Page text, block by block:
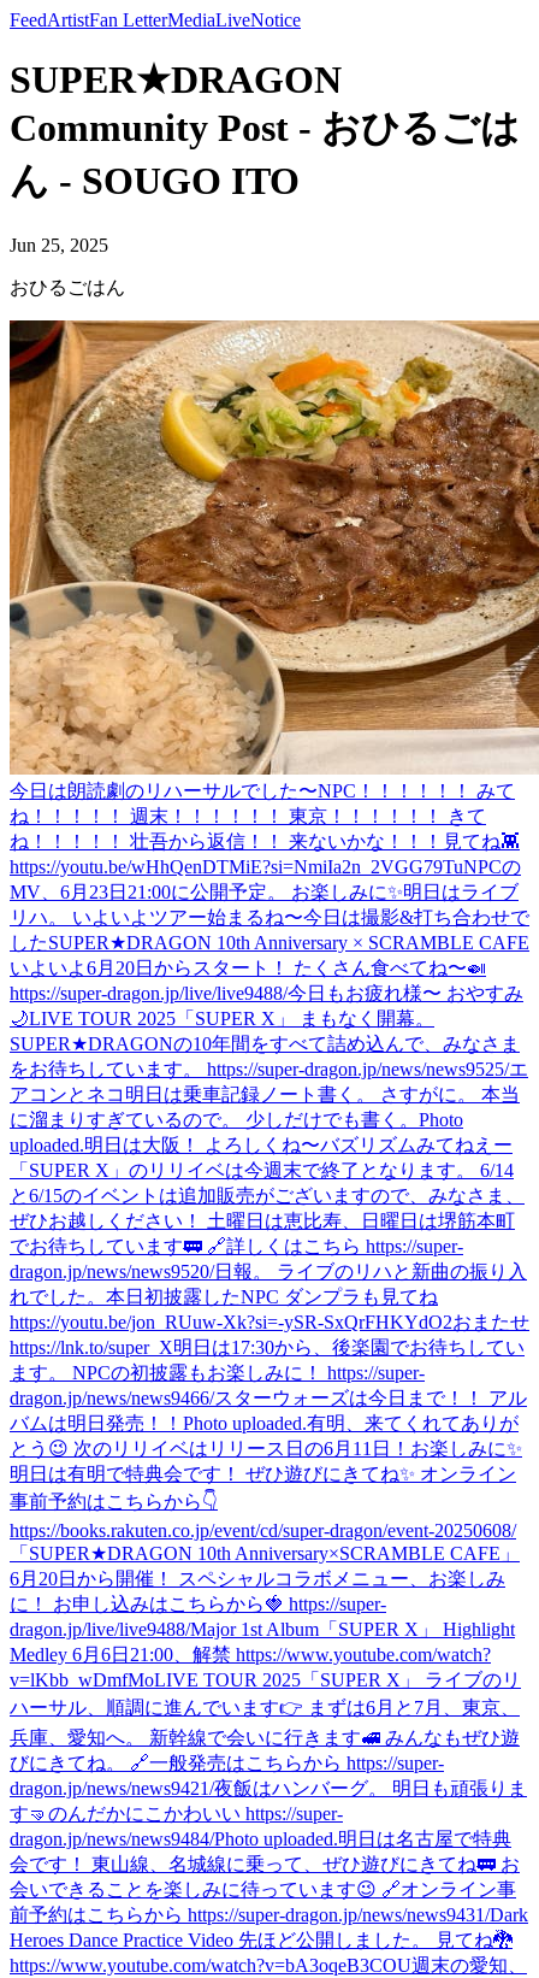
FeedArtistFan LetterMediaLiveNotice
SUPER★DRAGON
Community Post - おひるごは
ん - SOUGO ITO
Jun 25, 2025
おひるごはん
今日は朗読劇のリハーサルでした〜NPC！！！！！！ みて
ね！！！！！ 週末！！！！！！ 東京！！！！！！ きて
ね！！！！！ 壮吾から返信！！ 来ないかな！！！ 見てね👾
https://youtu.be/wHhQenDTMiE?si=NmiIa2n_2VGG79TuNPCの
MV、6月23日21:00に公開予定。 お楽しみに✨明日はライブ
リハ。 いよいよツアー始まるね〜今日は撮影&打ち合わせで
したSUPER★DRAGON 10th Anniversary × SCRAMBLE CAFE
いよいよ6月20日からスタート！ たくさん食べてね〜🍛
https://super-dragon.jp/live/live9488/今日もお疲れ様〜 おやすみ
🌙LIVE TOUR 2025「SUPER X」 まもなく開幕。
SUPER★DRAGONの10年間をすべて詰め込んで、みなさま
をお待ちしています。 https://super-dragon.jp/news/news9525/エ
アコンとネコ 明日は乗車記録ノート書く。 さすがに。 本当
に溜まりすぎているので。 少しだけでも書く。 Photo
uploaded.明日は大阪！ よろしくね〜バズリズムみてねえー
「SUPER X」のリリイベは今週末で終了となります。 6/14
と6/15のイベントは追加販売がございますので、みなさま、
ぜひお越しください！ 土曜日は恵比寿、日曜日は堺筋本町
でお待ちしています🚃 🔗詳しくはこちら https://super-
dragon.jp/news/news9520/日報。 ライブのリハと新曲の振り入
れでした。 本日初披露したNPC ダンプラも見てね
https://youtu.be/jon_RUuw-Xk?si=-ySR-SxQrFHKYdO2おまたせ
https://lnk.to/super_X明日は17:30から、後楽園でお待ちしてい
ます。 NPCの初披露もお楽しみに！ https://super-
dragon.jp/news/news9466/スターウォーズは今日まで！！ アル
バムは明日発売！！ Photo uploaded.有明、来てくれてありが
とう😉 次のリリイベはリリース日の6月11日！お楽しみに✨
明日は有明で特典会です！ ぜひ遊びにきてね✨ オンライン
事前予約はこちらから👇
https://books.rakuten.co.jp/event/cd/super-dragon/event-20250608/
「SUPER★DRAGON 10th Anniversary×SCRAMBLE CAFE」
6月20日から開催！ スペシャルコラボメニュー、お楽しみ
に！ お申し込みはこちらから🍓 https://super-
dragon.jp/live/live9488/Major 1st Album「SUPER X」 Highlight
Medley 6月6日21:00、解禁 https://www.youtube.com/watch?
v=lKbb_wDmfMoLIVE TOUR 2025「SUPER X」 ライブのリ
ハーサル、順調に進んでいます👉 まずは6月と7月、東京、
兵庫、愛知へ。 新幹線で会いに行きます🚅 みんなもぜひ遊
びにきてね。 🔗一般発売はこちらから https://super-
dragon.jp/news/news9421/夜飯はハンバーグ。 明日も頑張りま
す🤜 のんだかにこかわいい https://super-
dragon.jp/news/news9484/Photo uploaded.明日は名古屋で特典
会です！ 東山線、名城線に乗って、ぜひ遊びにきてね🚃 お
会いできることを楽しみに待っています😉 🔗オンライン事
前予約はこちらから https://super-dragon.jp/news/news9431/Dark
Heroes Dance Practice Video 先ほど公開しました。 見てね🐉
https://www.youtube.com/watch?v=bA3oqeB3COU週末の愛知、